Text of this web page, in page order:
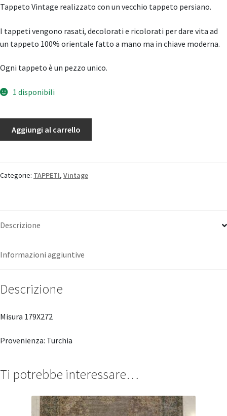
Tappeto Vintage realizzato con un vecchio tappeto persiano.
I tappeti vengono rasati, decolorati e ricolorati per dare vita ad
un tappeto 100% orientale fatto a mano ma in chiave moderna.
Ogni tappeto è un pezzo unico.
1 disponibili
Vintage
Aggiungi al carrello
Categorie: TAPPETI, Vintage
Descrizione
Informazioni aggiuntive
Descrizione
Misura 179X272
Provenienza: Turchia
Ti potrebbe interessare…